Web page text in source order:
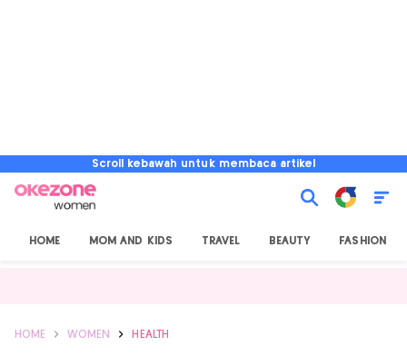
Scroll kebawah untuk membaca artikel
HOME MOM AND KIDS TRAVEL BEAUTY FASHION
HOME WOMEN HEALTH